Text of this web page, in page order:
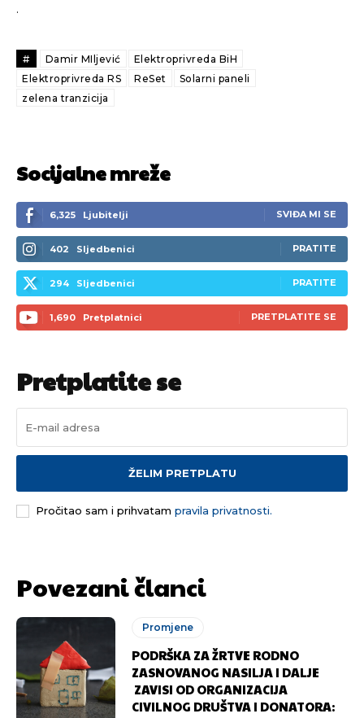
.
# Damir MIljević
Elektroprivreda BiH
Elektroprivreda RS
ReSet
Solarni paneli
zelena tranzicija
Socijalne mreže
6,325 Ljubitelji SVIĐA MI SE
402 Sljedbenici PRATITE
294 Sljedbenici PRATITE
1,690 Pretplatnici PRETPLATITE SE
Pretplatite se
ŽELIM PRETPLATU
Pročitao sam i prihvatam pravila privatnosti.
Povezani članci
Promjene
PODRŠKA ZA ŽRTVE RODNO
ZASNOVANOG NASILJA I DALJE
ZAVISI OD ORGANIZACIJA
CIVILNOG DRUŠTVA I DONATORA: